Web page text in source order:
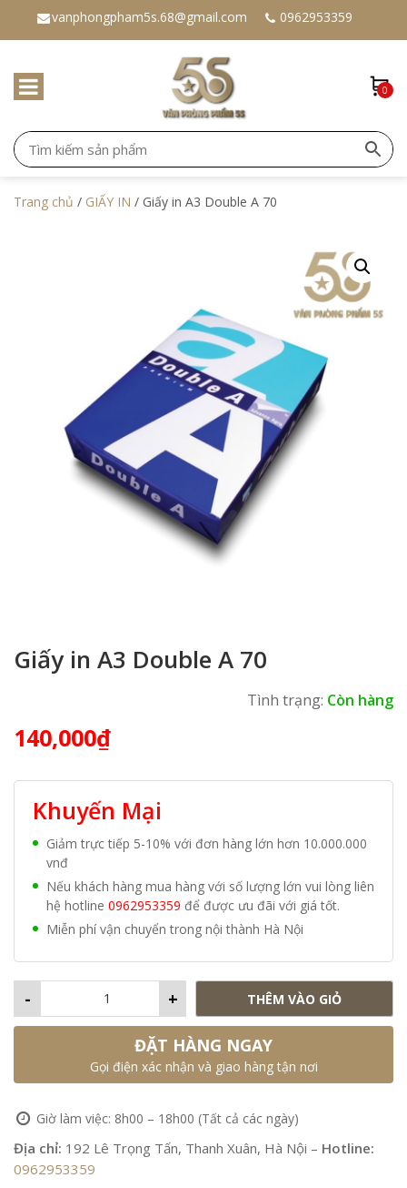
vanphongpham5s.68@gmail.com 0962953359
0
Trang chủ / GIẤY IN / Giấy in A3 Double A 70
Giấy in A3 Double A 70
Tình trạng: Còn hàng
140,000₫
Khuyến Mại
Giảm trực tiếp 5-10% với đơn hàng lớn hơn 10.000.000
vnđ
Nếu khách hàng mua hàng với số lượng lớn vui lòng liên
hệ hotline 0962953359 để được ưu đãi với giá tốt.
Miễn phí vận chuyển trong nội thành Hà Nội
+
- THÊM VÀO GIỎ
ĐẶT HÀNG NGAY
Gọi điện xác nhận và giao hàng tận nơi
Giờ làm việc: 8h00 – 18h00 (Tất cả các ngày)
Địa chỉ: 192 Lê Trọng Tấn, Thanh Xuân, Hà Nội – Hotline:
0962953359